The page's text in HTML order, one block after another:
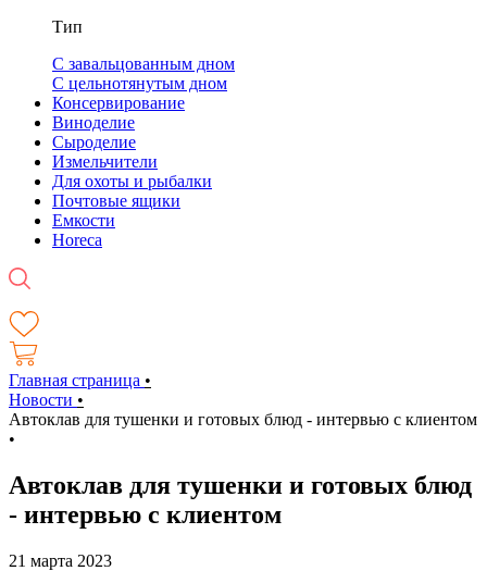
Тип
С завальцованным дном
С цельнотянутым дном
Консервирование
Виноделие
Сыроделие
Измельчители
Для охоты и рыбалки
Почтовые ящики
Емкости
Horeca
Главная страница •
Новости •
Автоклав для тушенки и готовых блюд - интервью с клиентом
•
Автоклав для тушенки и готовых блюд
- интервью с клиентом
21 марта 2023